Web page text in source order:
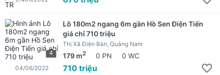
4
Lô 180m2 ngang 6m gần Hồ Sen Điện Tiến
giá chỉ 710 triệu
Thị Xã Điện Bàn, Quảng Nam
179 m2 0 PN 0 WC
710 triệu
04/06/2022